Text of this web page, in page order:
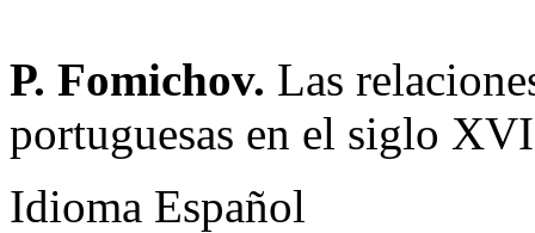
P. Fomichov. Las
portuguesas en el siglo
Idioma Español